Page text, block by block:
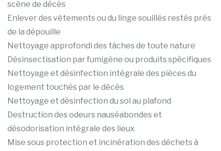
scène de décès
Enlever des vêtements ou du linge souillés restés près
de la dépouille
Nettoyage approfondi des tâches de toute nature
Désinsectisation par fumigène ou produits spécifiques
Nettoyage et désinfection intégrale des pièces du
logement touchés par le décès
Nettoyage et désinfection du sol au plafond
Destruction des odeurs nauséabondes et
désodorisation intégrale des lieux
Mise sous protection et incinération des déchets à